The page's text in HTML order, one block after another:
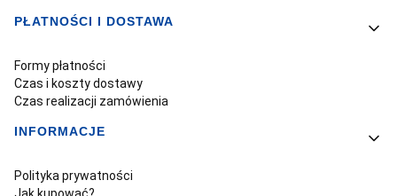
PŁATNOŚCI I DOSTAWA
Formy płatności
Czas i koszty dostawy
Czas realizacji zamówienia
INFORMACJE
Polityka prywatności